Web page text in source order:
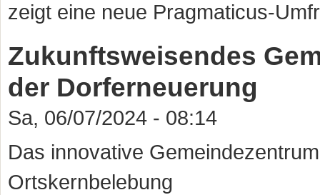
zeigt eine neue Pragmaticus-
Zukunftsweisendes
der Dorferneuerung
Sa, 06/07/2024 - 08:14
Das innovative
Ortskernbelebung